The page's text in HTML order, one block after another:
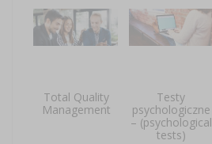
Total Quality
Management
Testy
psychologiczne
– (psychological
tests)